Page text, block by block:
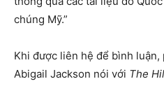
chúng Mỹ.”
Khi được liên hệ để bình
Abigail Jackson nói với The